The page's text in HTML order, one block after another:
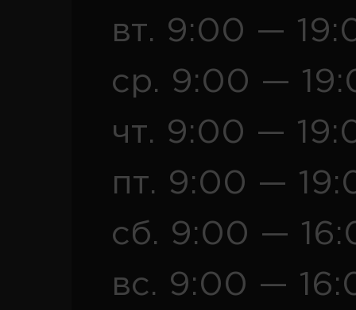
вт. 9:00 —
ср. 9:00 —
чт. 9:00 —
пт. 9:00 —
сб. 9:00 —
вс. 9:00 —